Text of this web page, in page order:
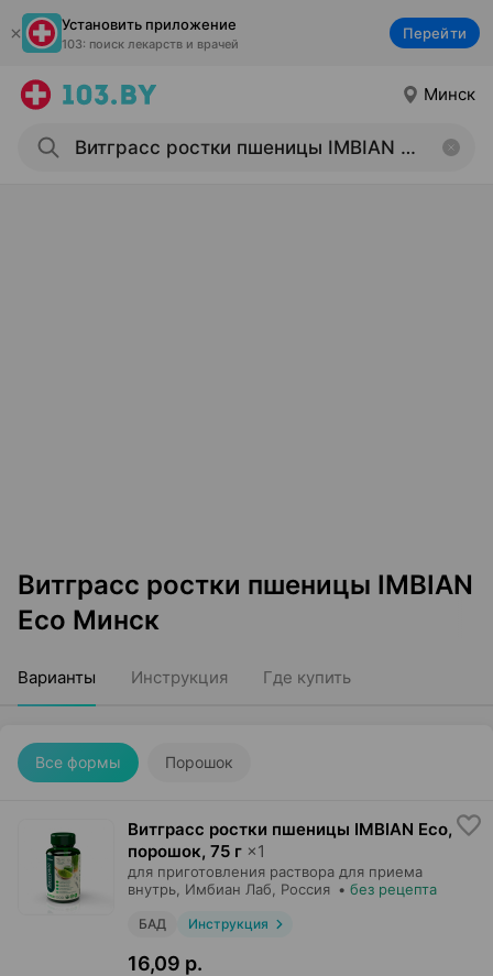
Установить приложение
103: поиск лекарств и врачей
Перейти
Минск
Витграсс ростки пшеницы IMBIAN
Eco Минск
Варианты Инструкция Где купить
Все формы Порошок
Витграсс ростки пшеницы IMBIAN Eco,
порошок, 75 г ×1
для приготовления раствора для приема
внутрь, Имбиан Лаб , Россия • без рецепта
БАД Инструкция
16,09 р.